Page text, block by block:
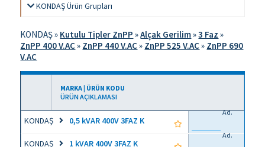
KONDAŞ Ürün Grupları
KONDAŞ» Kutulu Tipler ZnPP »Alçak Gerilim»3 Faz »
ZnPP 400 V.AC» ZnPP 440 V.AC» ZnPP 525 V.AC» ZnPP 690
V.AC
MARKA | ÜRÜN KODU
ÜRÜN AÇIKLAMASI
KONDAŞ 0,5 kVAR 400V 3FAZ K
Ad.
KONDAŞ 1 kVAR 400V 3FAZ K
Ad.